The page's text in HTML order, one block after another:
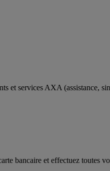
et services AXA (assistance,
bancaire et effectuez toutes